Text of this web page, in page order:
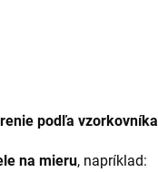
podľa vzorkovníka
na mieru, napríklad: